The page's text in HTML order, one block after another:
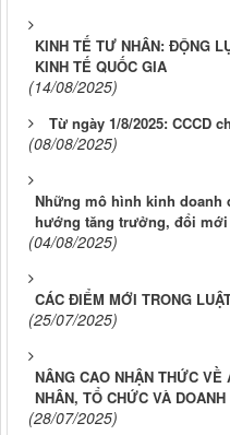
KINH TẾ TƯ NHÂN: ĐỘNG
KINH TẾ QUỐC GIA
(14/08/2025)
Từ ngày 1/8/2025: CCCD
(08/08/2025)
Những mô hình kinh doanh
hướng tăng trưởng, đổi mới
(04/08/2025)
CÁC ĐIỂM MỚI TRONG
(25/07/2025)
NÂNG CAO NHẬN THỨC VỀ
NHÂN, TỔ CHỨC VÀ
(28/07/2025)